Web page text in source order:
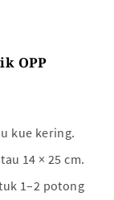
OPP
kue kering.
14 × 25 cm.
1–2 potong